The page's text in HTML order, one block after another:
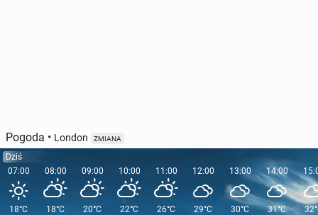
Pogoda • London ZMIANA
Dziś
07:00
18°C
08:00
18°C
09:00
20°C
10:00
22°C
11:00
26°C
12:00
29°C
13:00
30°C
14:00
31°C